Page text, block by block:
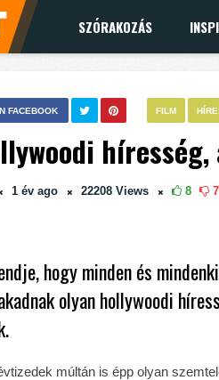
SZÓRAKOZÁS
FILM
FACEBOOK
1 év ago 22208 Views 8 7
hogy minden és
olyan hollywoodi
múltán is épp olyan